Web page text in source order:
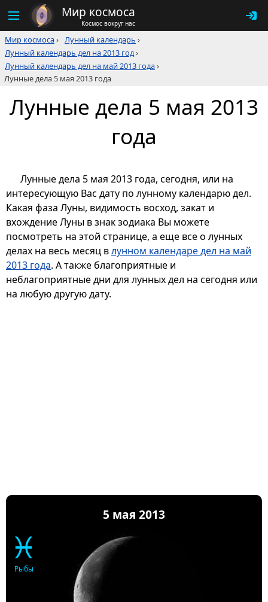
Мир космоса
Космос вокруг нас
Мир космоса› Лунный календарь ›
Лунный календарь дел на 2013 год›
Лунный календарь дел на май 2013 года›
Лунные дела 5 мая 2013 года
Лунные дела 5 мая 2013
года
Лунные дела 5 мая 2013 года, сегодня, или на
интересующую Вас дату по лунному календарю дел.
Какая фаза Луны, видимость восход, закат и
вхождение Луны в знак зодиака Вы можете
посмотреть на этой странице, а еще все о лунных
делах на весь месяц влунном календаре дел на май
2013 года. А также благоприятные и
неблагоприятные дни для лунных дел на сегодня или
на любую другую дату.
5 мая 2013
♓
Рыбы